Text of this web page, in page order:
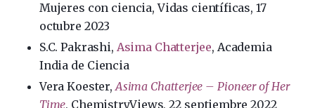
Mujeres con ciencia, Vidas científicas, 17
octubre 2023
S.C. Pakrashi, Asima Chatterjee, Academia
India de Ciencia
Vera Koester,Asima Chatterjee – Pioneer of Her
Time, ChemistryViews, 22 septiembre 2022